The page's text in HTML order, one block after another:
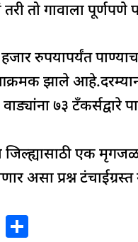
तो गावाला
रुपयापर्यंत
झाले
७३
एक
असा प्रश्न
X